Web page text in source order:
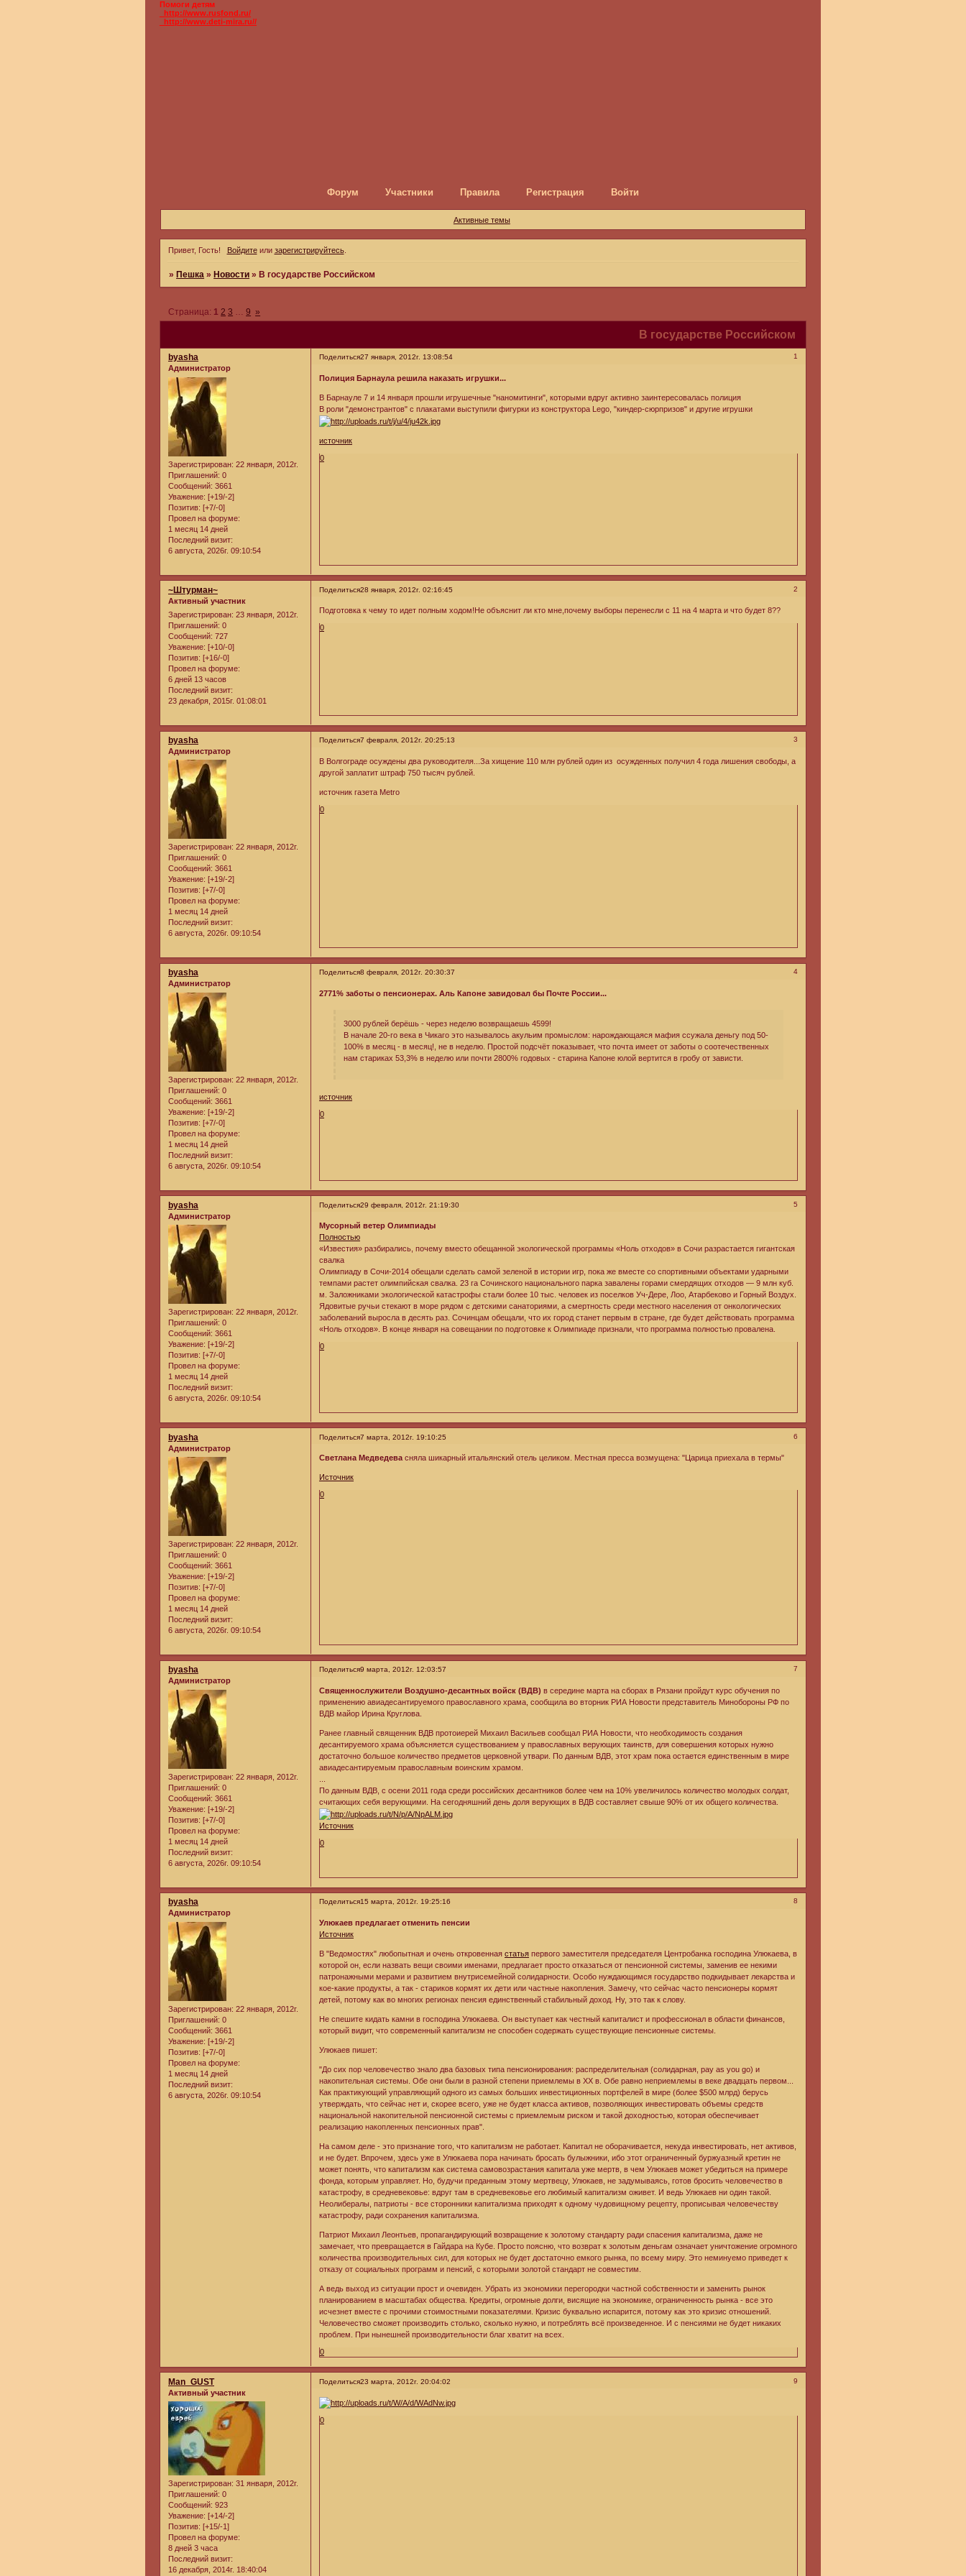
Помоги детям
_http://www.rusfond.ru/
_http://www.deti-mira.ru//
Форум Участники Правила Регистрация Войти
Активные темы
Привет, Гость! Войдитеили зарегистрируйтесь.
» Пешка » Новости » В государстве Российском
В государстве Российском
Страница: 1 2 3 … 9 »
Поделиться 1
27 января, 2012г. 13:08:54
byasha
Администратор
Зарегистрирован: 22 января, 2012г.
Приглашений: 0
Сообщений: 3661
Уважение: [+19/-2]
Позитив: [+7/-0]
Провел на форуме:
1 месяц 14 дней
Последний визит:
6 августа, 2026г. 09:10:54
Полиция Барнаула решила наказать игрушки...
В Барнауле 7 и 14 января прошли игрушечные "наномитинги", которыми вдруг активно заинтересовалась полиция
В роли "демонстрантов" с плакатами выступили фигурки из конструктора Lego, "киндер-сюрпризов" и другие игрушки
источник
0
Поделиться 2
28 января, 2012г. 02:16:45
~Штурман~
Активный участник
Зарегистрирован: 23 января, 2012г.
Приглашений: 0
Сообщений: 727
Уважение: [+10/-0]
Позитив: [+16/-0]
Провел на форуме:
6 дней 13 часов
Последний визит:
23 декабря, 2015г. 01:08:01
Подготовка к чему то идет полным ходом!Не объяснит ли кто мне,почему выборы перенесли с 11 на 4 марта и что будет 8??
0
Поделиться 3
7 февраля, 2012г. 20:25:13
byasha
Администратор
Зарегистрирован: 22 января, 2012г.
Приглашений: 0
Сообщений: 3661
Уважение: [+19/-2]
Позитив: [+7/-0]
Провел на форуме:
1 месяц 14 дней
Последний визит:
6 августа, 2026г. 09:10:54
В Волгограде осуждены два руководителя...За хищение 110 млн рублей один из осужденных получил 4 года лишения свободы, а
другой заплатит штраф 750 тысяч рублей.
источник газета Metro
0
Поделиться 4
8 февраля, 2012г. 20:30:37
byasha
Администратор
Зарегистрирован: 22 января, 2012г.
Приглашений: 0
Сообщений: 3661
Уважение: [+19/-2]
Позитив: [+7/-0]
Провел на форуме:
1 месяц 14 дней
Последний визит:
6 августа, 2026г. 09:10:54
2771% заботы о пенсионерах. Аль Капоне завидовал бы Почте России...
3000 рублей берёшь - через неделю возвращаешь 4599!
В начале 20-го века в Чикаго это называлось акульим промыслом: нарождающаяся мафия ссужала деньгу под 50-
100% в месяц - в месяц!, не в неделю. Простой подсчёт показывает, что почта имеет от заботы о соотечественных
нам стариках 53,3% в неделю или почти 2800% годовых - старина Капоне юлой вертится в гробу от зависти.
источник
0
Поделиться 5
29 февраля, 2012г. 21:19:30
byasha
Администратор
Зарегистрирован: 22 января, 2012г.
Приглашений: 0
Сообщений: 3661
Уважение: [+19/-2]
Позитив: [+7/-0]
Провел на форуме:
1 месяц 14 дней
Последний визит:
6 августа, 2026г. 09:10:54
Мусорный ветер Олимпиады
Полностью
«Известия» разбирались, почему вместо обещанной экологической программы «Ноль отходов» в Сочи разрастается гигантская
свалка
Олимпиаду в Сочи-2014 обещали сделать самой зеленой в истории игр, пока же вместе со спортивными объектами ударными
темпами растет олимпийская свалка. 23 га Сочинского национального парка завалены горами смердящих отходов — 9 млн куб.
м. Заложниками экологической катастрофы стали более 10 тыс. человек из поселков Уч-Дере, Лоо, Атарбеково и Горный Воздух.
Ядовитые ручьи стекают в море рядом с детскими санаториями, а смертность среди местного населения от онкологических
заболеваний выросла в десять раз. Сочинцам обещали, что их город станет первым в стране, где будет действовать программа
«Ноль отходов». В конце января на совещании по подготовке к Олимпиаде признали, что программа полностью провалена.
0
Поделиться 6
7 марта, 2012г. 19:10:25
byasha
Администратор
Зарегистрирован: 22 января, 2012г.
Приглашений: 0
Сообщений: 3661
Уважение: [+19/-2]
Позитив: [+7/-0]
Провел на форуме:
1 месяц 14 дней
Последний визит:
6 августа, 2026г. 09:10:54
Светлана Медведева сняла шикарный итальянский отель целиком. Местная пресса возмущена: "Царица приехала в термы"
Источник
0
Поделиться 7
9 марта, 2012г. 12:03:57
byasha
Администратор
Зарегистрирован: 22 января, 2012г.
Приглашений: 0
Сообщений: 3661
Уважение: [+19/-2]
Позитив: [+7/-0]
Провел на форуме:
1 месяц 14 дней
Последний визит:
6 августа, 2026г. 09:10:54
Священнослужители Воздушно-десантных войск (ВДВ) в середине марта на сборах в Рязани пройдут курс обучения по
применению авиадесантируемого православного храма, сообщила во вторник РИА Новости представитель Минобороны РФ по
ВДВ майор Ирина Круглова.
Ранее главный священник ВДВ протоиерей Михаил Васильев сообщал РИА Новости, что необходимость создания
десантируемого храма объясняется существованием у православных верующих таинств, для совершения которых нужно
достаточно большое количество предметов церковной утвари. По данным ВДВ, этот храм пока остается единственным в мире
авиадесантируемым православным воинским храмом.
По данным ВДВ, с осени 2011 года среди российских десантников более чем на 10% увеличилось количество молодых солдат,
считающих себя верующими. На сегодняшний день доля верующих в ВДВ составляет свыше 90% от их общего количества.
Источник
0
Поделиться 8
15 марта, 2012г. 19:25:16
byasha
Администратор
Зарегистрирован: 22 января, 2012г.
Приглашений: 0
Сообщений: 3661
Уважение: [+19/-2]
Позитив: [+7/-0]
Провел на форуме:
1 месяц 14 дней
Последний визит:
6 августа, 2026г. 09:10:54
Улюкаев предлагает отменить пенсии
Источник
В "Ведомостях" любопытная и очень откровеннаястатья первого заместителя председателя Центробанка господина Улюкаева, в
которой он, если назвать вещи своими именами, предлагает просто отказаться от пенсионной системы, заменив ее некими
патронажными мерами и развитием внутрисемейной солидарности. Особо нуждающимся государство подкидывает лекарства и
кое-какие продукты, а так - стариков кормят их дети или частные накопления. Замечу, что сейчас часто пенсионеры кормят
детей, потому как во многих регионах пенсия единственный стабильный доход. Ну, это так к слову.
Не спешите кидать камни в господина Улюкаева. Он выступает как честный капиталист и профессионал в области финансов,
который видит, что современный капитализм не способен содержать существующие пенсионные системы.
Улюкаев пишет:
"До сих пор человечество знало два базовых типа пенсионирования: распределительная (солидарная, pay as you go) и
накопительная системы. Обе они были в разной степени приемлемы в ХХ в. Обе равно неприемлемы в веке двадцать первом...
Как практикующий управляющий одного из самых больших инвестиционных портфелей в мире (более $500 млрд) берусь
утверждать, что сейчас нет и, скорее всего, уже не будет класса активов, позволяющих инвестировать объемы средств
национальной накопительной пенсионной системы с приемлемым риском и такой доходностью, которая обеспечивает
реализацию накопленных пенсионных прав".
На самом деле - это признание того, что капитализм не работает. Капитал не оборачивается, некуда инвестировать, нет активов,
и не будет. Впрочем, здесь уже в Улюкаева пора начинать бросать булыжники, ибо этот ограниченный буржуазный кретин не
может понять, что капитализм как система самовозрастания капитала уже мертв, в чем Улюкаев может убедиться на примере
фонда, которым управляет. Но, будучи преданным этому мертвецу, Улюкаев, не задумываясь, готов бросить человечество в
катастрофу, в средневековье: вдруг там в средневековье его любимый капитализм оживет. И ведь Улюкаев ни один такой.
Неолибералы, патриоты - все сторонники капитализма приходят к одному чудовищному рецепту, прописывая человечеству
катастрофу, ради сохранения капитализма.
Патриот Михаил Леонтьев, пропагандирующий возвращение к золотому стандарту ради спасения капитализма, даже не
замечает, что превращается в Гайдара на Кубе. Просто поясню, что возврат к золотым деньгам означает уничтожение огромного
количества производительных сил, для которых не будет достаточно емкого рынка, по всему миру. Это неминуемо приведет к
отказу от социальных программ и пенсий, с которыми золотой стандарт не совместим.
А ведь выход из ситуации прост и очевиден. Убрать из экономики перегородки частной собственности и заменить рынок
планированием в масштабах общества. Кредиты, огромные долги, висящие на экономике, ограниченность рынка - все это
исчезнет вместе с прочими стоимостными показателями. Кризис буквально испарится, потому как это кризис отношений.
Человечество сможет производить столько, сколько нужно, и потреблять всё произведенное. И с пенсиями не будет никаких
проблем. При нынешней производительности благ хватит на всех.
0
Поделиться 9
23 марта, 2012г. 20:04:02
Man_GUST
Активный участник
Зарегистрирован: 31 января, 2012г.
Приглашений: 0
Сообщений: 923
Уважение: [+14/-2]
Позитив: [+15/-1]
Провел на форуме:
8 дней 3 часа
Последний визит:
16 декабря, 2014г. 18:40:04
0